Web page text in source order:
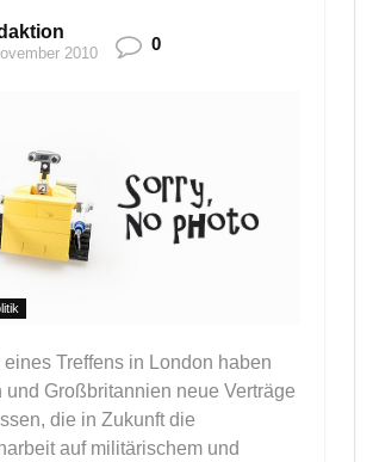
2010 0
Treffens in London haben
und Großbritannien neue Verträge
die in Zukunft die
auf militärischem und